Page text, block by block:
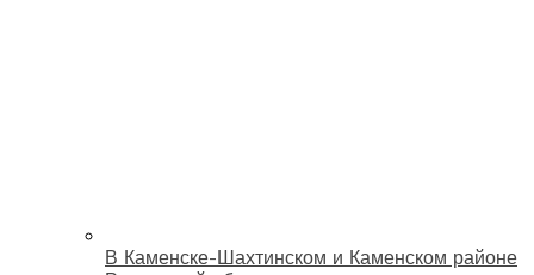
В Каменске-Шахтинском и Каменском районе